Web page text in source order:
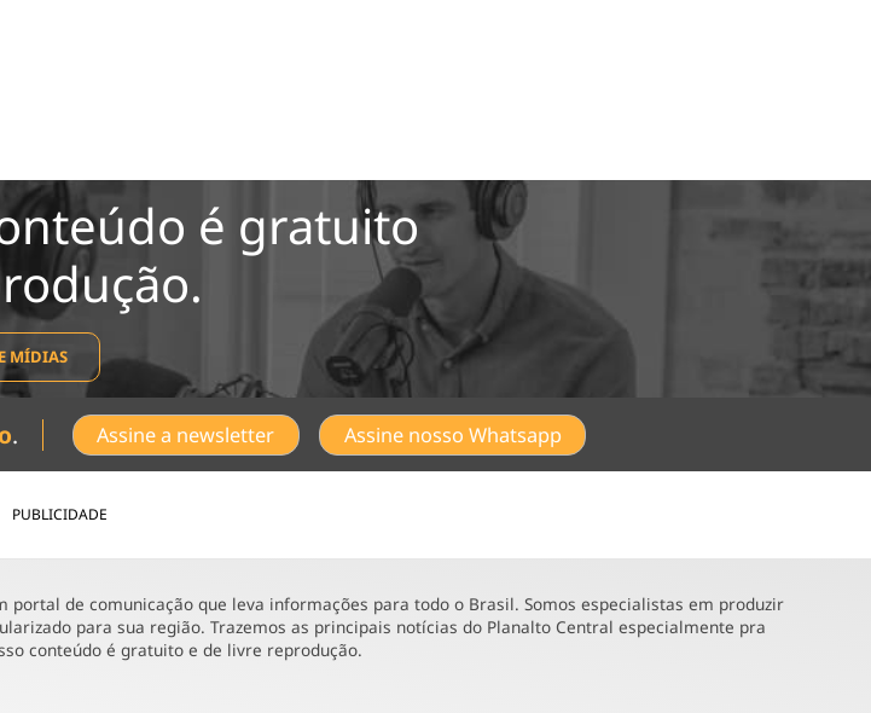
é gratuito
MÍDIAS
. Assine a newsletter Assine nosso Whatsapp
PUBLICIDADE
portal de comunicação que leva informações para todo o Brasil. Somos especialistas em produzir
para sua região. Trazemos as principais notícias do Planalto Central especialmente pra
conteúdo é gratuito e de livre reprodução.